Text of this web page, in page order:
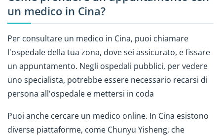
un medico in Cina?
Per consultare un medico in Cina, puoi chiamare
l'ospedale della tua zona, dove sei assicurato, e fissare
un appuntamento. Negli ospedali pubblici, per vedere
uno specialista, potrebbe essere necessario recarsi di
persona all'ospedale e mettersi in coda
Puoi anche cercare un medico online. In Cina esistono
diverse piattaforme, come Chunyu Yisheng, che